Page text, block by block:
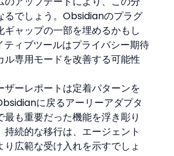
るでしょう。Obsidianのプラグ
ギャップの一部を埋めるかもし
ティブツールはプライバシー期待
ル専用モードを改善する可能性
ザーレポートは定着パターンを
に戻るアーリーアダプタ
最も重要だった機能を浮き彫り
持続的な移行は、エージェント
り広範な受け入れを示すでしょ